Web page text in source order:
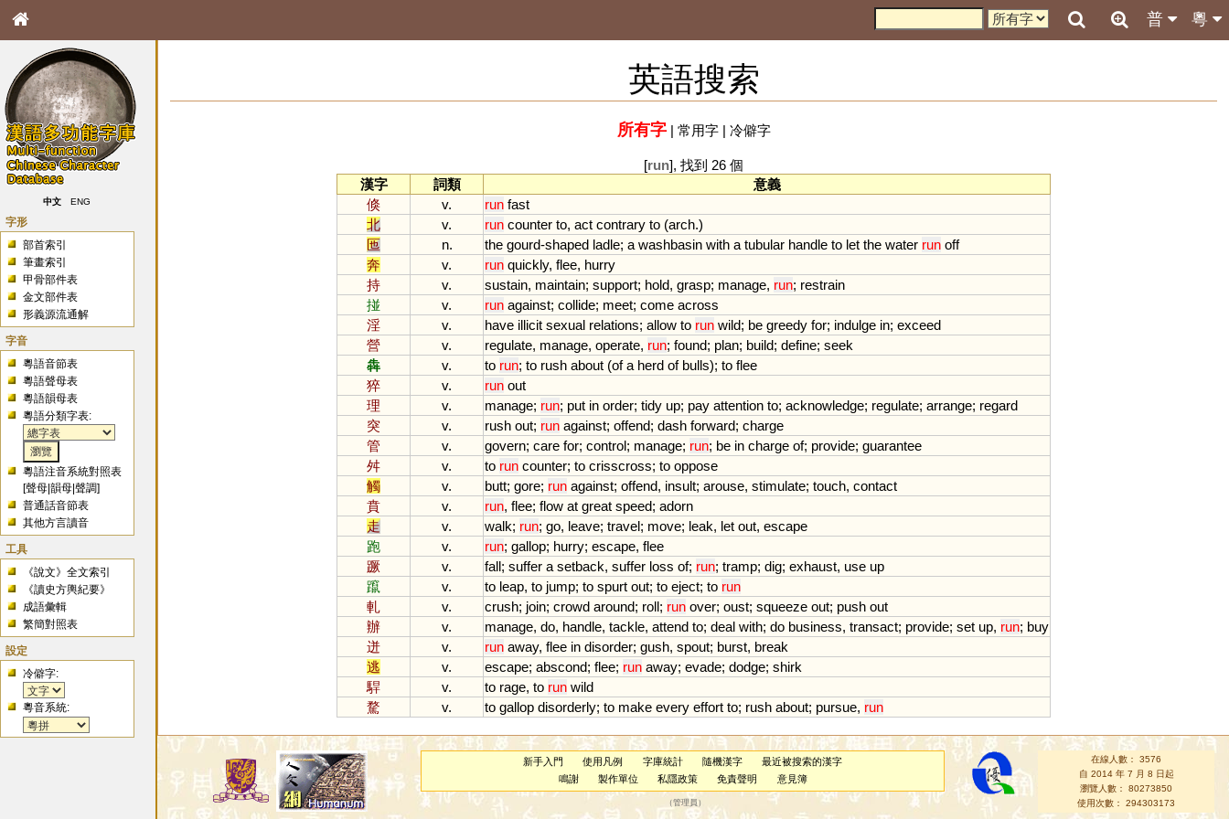
粵
普
中文 ENG
字形
部首索引
筆畫索引
甲骨部件表
金文部件表
形義源流通解
字音
粵語音節表
粵語聲母表
粵語韻母表
粵語分類字表:
粵語注音系統對照表
[聲母 |韻母 |聲調]
普通話音節表
其他方言讀音
工具
《說文》全文索引
《讀史方輿紀要》
成語彙輯
繁簡對照表
設定
冷僻字:
粵音系統:
英語搜索
所有字| 常用字| 冷僻字
[run], 找到 26 個
漢字
詞類
意義
倏
v. run fast
北
v. run counter to, act contrary to (arch.)
匜
n. the gourd-shaped ladle; a washbasin with a tubular handle to let the water run off
奔
v. run quickly, flee, hurry
持
v. sustain, maintain; support; hold, grasp; manage, run; restrain
掽
v. run against; collide; meet; come across
淫
v. have illicit sexual relations; allow to run wild; be greedy for; indulge in; exceed
營
v. regulate, manage, operate, run; found; plan; build; define; seek
犇
v. to run; to rush about (of a herd of bulls); to flee
猝
v. run out
理
v. manage; run; put in order; tidy up; pay attention to; acknowledge; regulate; arrange; regard
突
v. rush out; run against; offend; dash forward; charge
管
v. govern; care for; control; manage; run; be in charge of; provide; guarantee
舛
v. to run counter; to crisscross; to oppose
觸
v. butt; gore; run against; offend, insult; arouse, stimulate; touch, contact
賁
v. run, flee; flow at great speed; adorn
走
v. walk; run; go, leave; travel; move; leak, let out, escape
跑
v. run; gallop; hurry; escape, flee
蹶
v. fall; suffer a setback, suffer loss of; run; tramp; dig; exhaust, use up
躥
v. to leap, to jump; to spurt out; to eject; to run
軋
v. crush; join; crowd around; roll; run over; oust; squeeze out; push out
辦
v. manage, do, handle, tackle, attend to; deal with; do business, transact; provide; set up, run; buy
迸
v. run away, flee in disorder; gush, spout; burst, break
逃
v. escape; abscond; flee; run away; evade; dodge; shirk
駻
v. to rage, to run wild
騖
v. to gallop disorderly; to make every effort to; rush about; pursue, run
新手入門 使用凡例 字庫統計 隨機漢字
最近被搜索的漢字
鳴謝
製作單位 私隱政策 免責聲明 意見簿
（管理員 ）
在線人數： 3576
自 2014 年 7 月 8 日起
瀏覽人數： 80273850
使用次數： 294303173